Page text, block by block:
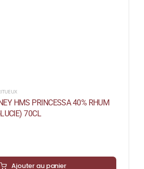
HMS PRINCESSA 40% RHUM
70CL
Ajouter au panier